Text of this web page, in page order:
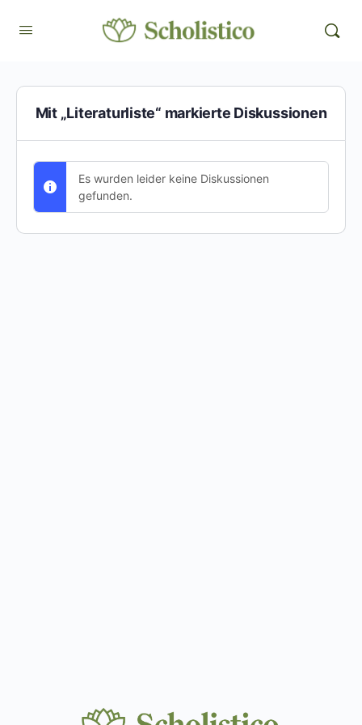
Mit „Literaturliste“ markierte Diskussionen
Es wurden leider keine Diskussionen
gefunden.